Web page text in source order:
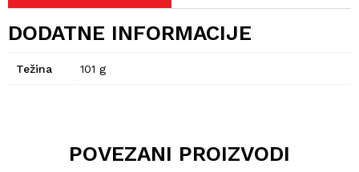
DODATNE INFORMACIJE
Težina 101 g
POVEZANI PROIZVODI